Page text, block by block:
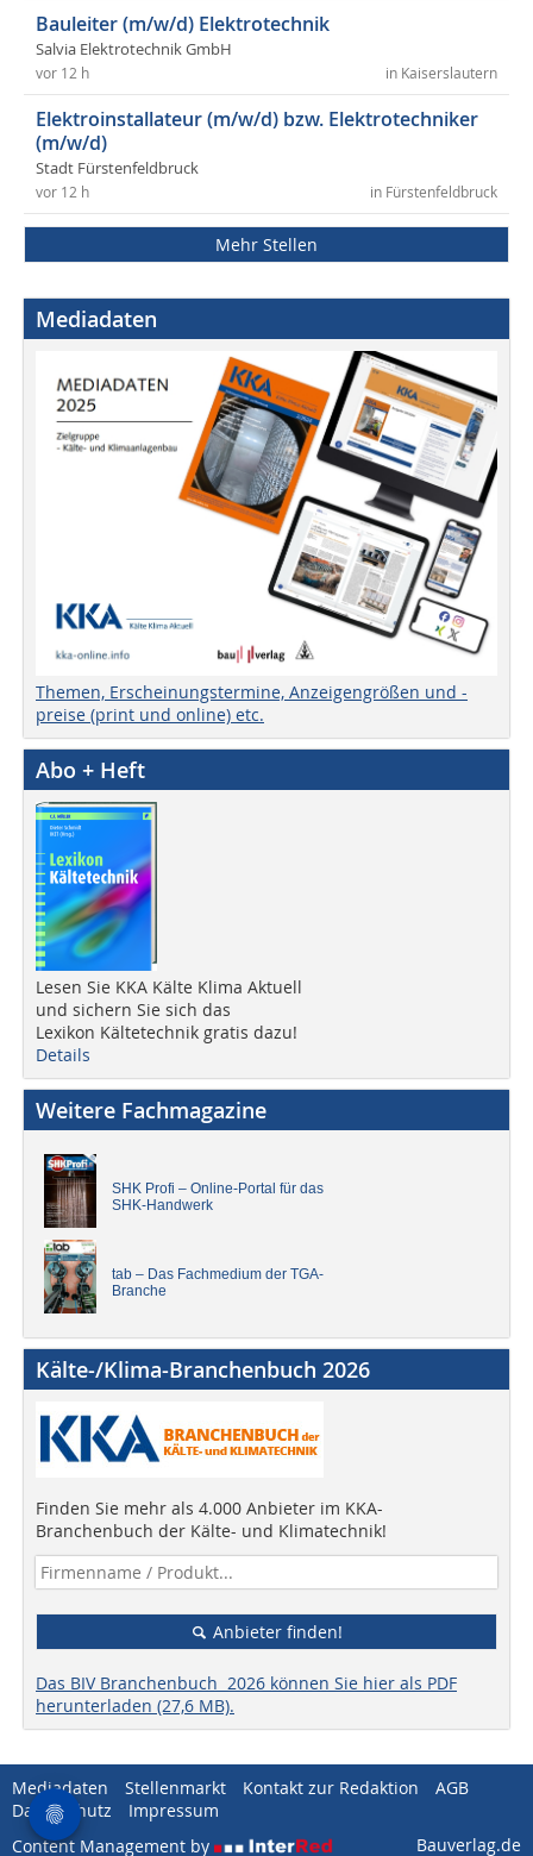
Bauleiter (m/w/d) Elektrotechnik
Salvia Elektrotechnik GmbH
in Kaiserslautern
vor 12 h
Elektroinstallateur (m/w/d) bzw. Elektrotechniker
(m/w/d)
Stadt Fürstenfeldbruck
in Fürstenfeldbruck
vor 12 h
Mehr Stellen
Mediadaten
Themen, Erscheinungstermine, Anzeigengrößen und -
preise (print und online) etc.
Abo + Heft
Lesen Sie KKA Kälte Klima Aktuell
und sichern Sie sich das
Lexikon Kältetechnik gratis dazu!
Details
Weitere Fachmagazine
SHK Profi – Online-Portal für das
SHK-Handwerk
tab – Das Fachmedium der TGA-
Branche
Kälte-/Klima-Branchenbuch 2026
Finden Sie mehr als 4.000 Anbieter im KKA-
Branchenbuch der Kälte- und Klimatechnik!
Anbieter finden!
Das BIV Branchenbuch 2026 können Sie hier als PDF
herunterladen (27,6 MB).
Mediadaten Stellenmarkt Kontakt zur Redaktion
AGB
Datenschutz
Impressum
Content Management by
Bauverlag.de